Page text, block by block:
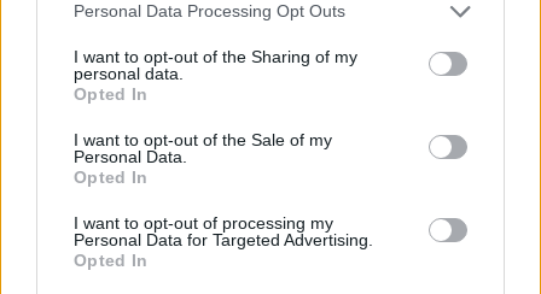
Personal Data Processing Opt Outs
I want to opt-out of the Sharing of my
personal data.
Opted In
I want to opt-out of the Sale of my
Personal Data.
Opted In
I want to opt-out of processing my
Personal Data for Targeted Advertising.
Opted In
teheneit”.
A VERSENYKÉPESSÉG ERŐSÍTÉSE AZONBAN
FELADATÁNAK”.
A védelmi kiadások növelését ugyan az európaiak
több, mint fele támogatja a felmérések szerint, de